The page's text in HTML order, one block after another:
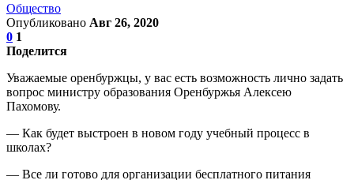
Общество
Опубликовано Авг 26, 2020
0 1
Поделится
Уважаемые оренбуржцы, у вас есть возможность лично задать
вопрос министру образования Оренбуржья Алексею
Пахомову.
— Как будет выстроен в новом году учебный процесс в
школах?
— Все ли готово для организации бесплатного питания